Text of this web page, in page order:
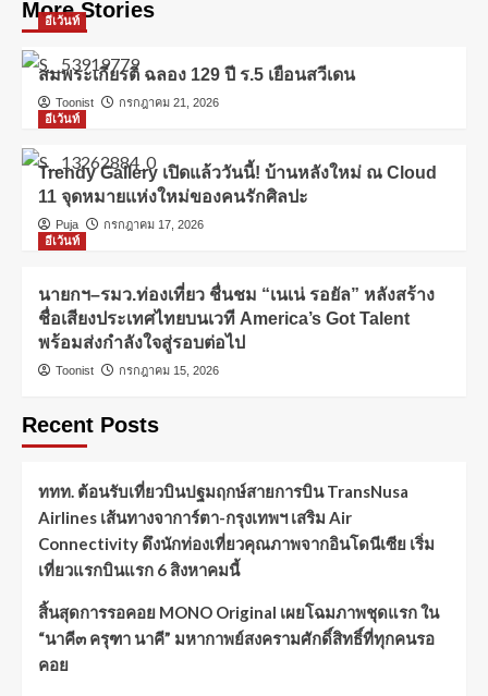
More Stories
อีเว้นท์
สมพระเกียรติ ฉลอง 129 ปี ร.5 เยือนสวีเดน
Toonist
กรกฎาคม 21, 2026
อีเว้นท์
Trendy Gallery เปิดแล้ววันนี้! บ้านหลังใหม่ ณ Cloud
11 จุดหมายแห่งใหม่ของคนรักศิลปะ
Puja
กรกฎาคม 17, 2026
อีเว้นท์
นายกฯ–รมว.ท่องเที่ยว ชื่นชม “เนเน่ รอยัล” หลังสร้าง
ชื่อเสียงประเทศไทยบนเวที America’s Got Talent
พร้อมส่งกำลังใจสู่รอบต่อไป
Toonist กรกฎาคม 15, 2026
Recent Posts
ททท. ต้อนรับเที่ยวบินปฐมฤกษ์สายการบิน TransNusa
Airlines เส้นทางจาการ์ตา-กรุงเทพฯ เสริม Air
Connectivity ดึงนักท่องเที่ยวคุณภาพจากอินโดนีเซีย เริ่ม
เที่ยวแรกบินแรก 6 สิงหาคมนี้
สิ้นสุดการรอคอย MONO Original เผยโฉมภาพชุดแรก ใน
“นาคี๓ ครุฑา นาคี” มหากาพย์สงครามศักดิ์สิทธิ์ที่ทุกคนรอ
คอย